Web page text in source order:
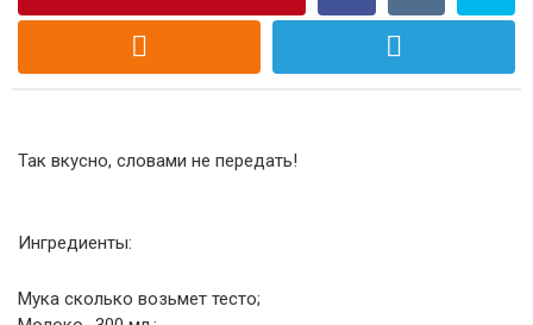
Так вкусно, словами не передать!
Ингредиенты:
Мука сколько возьмет тесто;